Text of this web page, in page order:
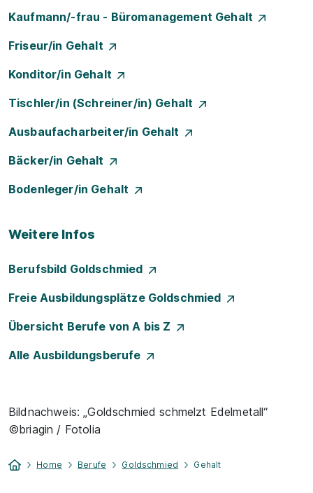
Kaufmann/-frau - Büromanagement Gehalt
Friseur/in Gehalt
Konditor/in Gehalt
Tischler/in (Schreiner/in) Gehalt
Ausbaufacharbeiter/in Gehalt
Bäcker/in Gehalt
Bodenleger/in Gehalt
Weitere Infos
Berufsbild Goldschmied
Freie Ausbildungsplätze Goldschmied
Übersicht Berufe von A bis Z
Alle Ausbildungsberufe
Bildnachweis: „Goldschmied schmelzt Edelmetall“
©briagin / Fotolia
Home Berufe Goldschmied Gehalt